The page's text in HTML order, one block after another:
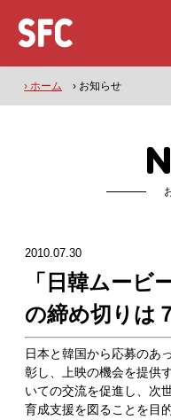
› ホーム › お知らせ
2010.07.30
「日韓ムービ
の締め切りは
日本と韓国から応募のあ
彰し、上映の機会を提供
いての交流を促進し、次
育成支援を図ることを目